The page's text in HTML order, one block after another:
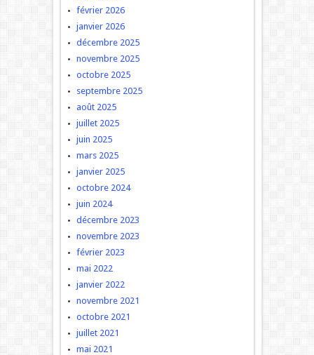
février 2026
janvier 2026
décembre 2025
novembre 2025
octobre 2025
septembre 2025
août 2025
juillet 2025
juin 2025
mars 2025
janvier 2025
octobre 2024
juin 2024
décembre 2023
novembre 2023
février 2023
mai 2022
janvier 2022
novembre 2021
octobre 2021
juillet 2021
mai 2021